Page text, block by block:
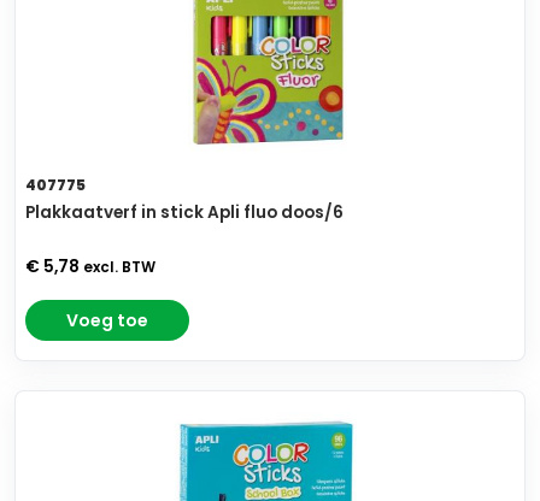
407775
Plakkaatverf in stick Apli fluo doos/6
€ 5,78 excl. BTW
Voeg toe